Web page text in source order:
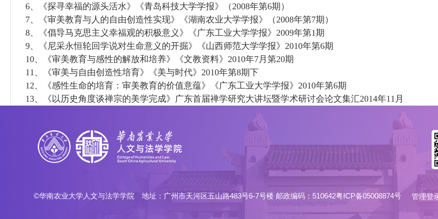
6、《探寻幸福的源头活水》《青岛科技大学学报》（2008年第6期）
7、《审美教育与人的自由创造性实现》《湖南农业大学学报》（2008年第7期）
8、《倡导马克思主义幸福观的积极意义》《广东工业大学学报》2009年第1期
9、《尼采永恒轮回学说对生命意义的开掘》《山西师范大学学报》2010年第6期
10、《审美教育与感性的解放和培养》《文教资料》2010年7月第20期
11、《审美与自由创造性培育》《美与时代》2010年第8期下
12、《感性生命的培育：审美教育的价值意蕴》《广东工业大学学报》2010年第6期
13、《以历史角度谈禅宗的美学完成》广东首届禅学研究大讲坛暨学术研讨会论文集汇2014年11月
©华南农业大学人文与法学学院 地址：广州市天河区五山路483号6-7号楼 邮政编码：510642粤ICP备05008874号 管理登